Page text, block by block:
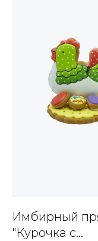
Имбирный
"Курочка с
Согласие на
Политика обработки